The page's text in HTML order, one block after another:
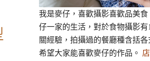
我是麥仔，喜歡攝影喜歡品美
仔一家的生活，對於食物攝影有
關經驗，拍攝過的餐廳種含括各
希望大家能喜歡麥仔的作品。